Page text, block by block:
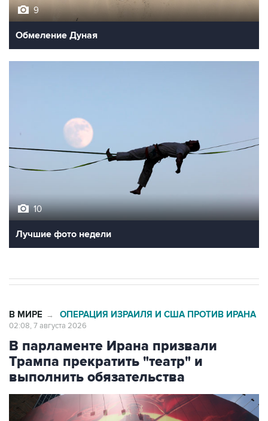
9
Обмеление Дуная
10
Лучшие фото недели
В МИРЕ → ОПЕРАЦИЯ ИЗРАИЛЯ И США ПРОТИВ ИРАНА
02:08, 7 августа 2026
В парламенте Ирана призвали
Трампа прекратить "театр" и
выполнить обязательства